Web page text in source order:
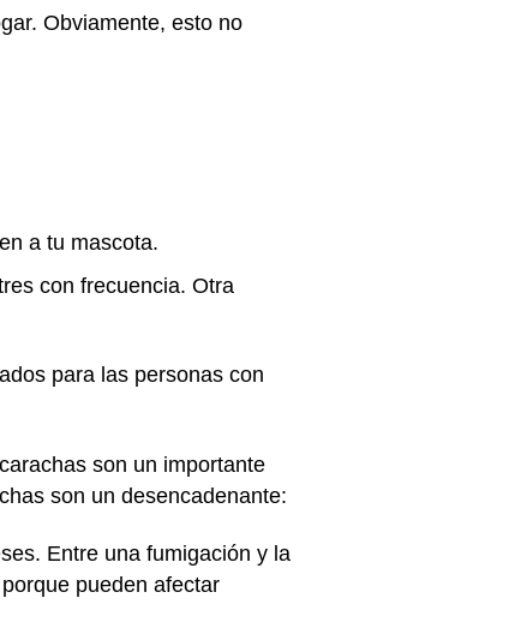
Obviamente, esto no
a tu mascota.
con frecuencia. Otra
para las personas con
son un importante
son un desencadenante:
Entre una fumigación y la
pueden afectar